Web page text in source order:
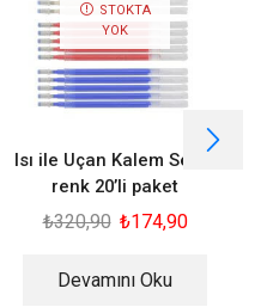
STOKTA
YOK
Isı ile Uçan Kalem Seti 4
renk 20’li paket
₺320,90 ₺174,90
Devamını Oku